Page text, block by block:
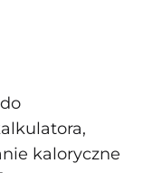
kaloryczne